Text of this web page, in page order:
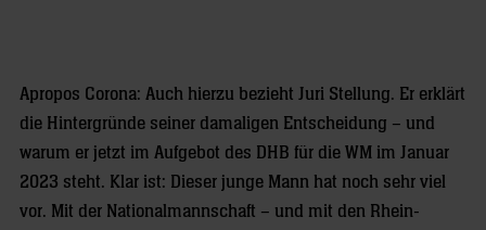
Apropos Corona: Auch hierzu bezieht Juri Stellung. Er erklärt
die Hintergründe seiner damaligen Entscheidung – und
warum er jetzt im Aufgebot des DHB für die WM im Januar
2023 steht. Klar ist: Dieser junge Mann hat noch sehr viel
vor. Mit der Nationalmannschaft – und mit den Rhein-